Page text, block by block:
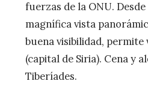
fuerzas de la ONU.
magnífica vista
buena visibilidad, permite
(capital de Siria). Cena y
Tiberíades.